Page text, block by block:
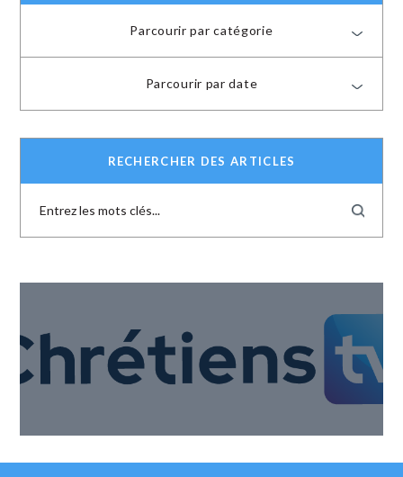
Parcourir par catégorie
Parcourir par date
RECHERCHER DES ARTICLES